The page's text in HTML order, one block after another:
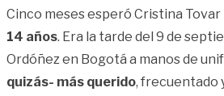
Cinco meses esperó Cristina
14 años. Era la tarde del 9 de
Ordóñez en Bogotá a manos de
quizás- más querido, frecuentado